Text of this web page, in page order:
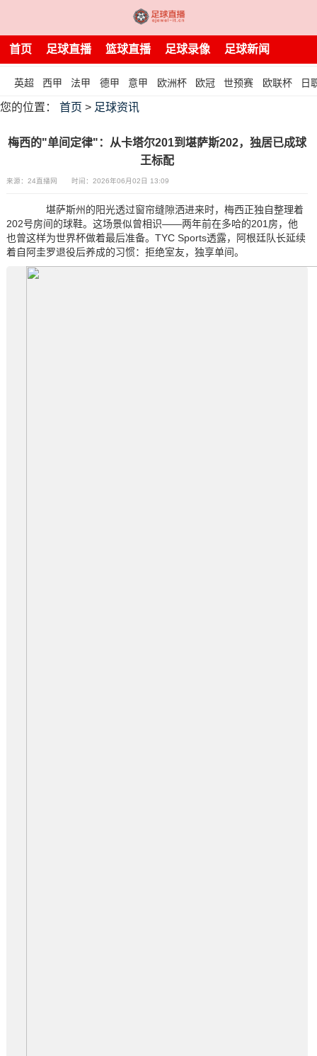
首页 足球直播 篮球直播 足球录像 足球新闻
英超 西甲 法甲 德甲 意甲 欧洲杯 欧冠 世预赛 欧联杯 日
您的位置： 首页 > 足球资讯
梅西的"单间定律"：从卡塔尔201到堪萨斯202，独居已成球
王标配
来源：24直播网 时间：2026年06月02日 13:09
堪萨斯州的阳光透过窗帘缝隙洒进来时，梅西正独自整理着
202号房间的球鞋。这场景似曾相识——两年前在多哈的201房，他
也曾这样为世界杯做着最后准备。TYC Sports透露，阿根廷队长延续
着自阿圭罗退役后养成的习惯：拒绝室友，独享单间。